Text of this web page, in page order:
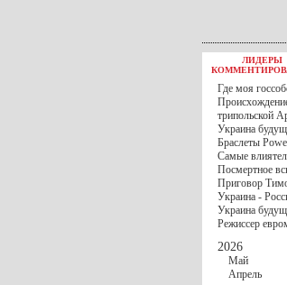
30 Ноября С 1
30 Ноября
РФ
27 Ноября
ВВП
госбюджете
27 Ноября
Турции
17 Ноября
шестилетнего
16 Ноября
13 Ноября
10 Ноября
10 Ноября
особом статусе
03 Ноября
ЛИДЕРЫ
Где моя
трипольской
Украина
Браслеты
Самые
Посмертное
Приговор
Украина -
Украина
Режиссер
2026
Май
Апрель